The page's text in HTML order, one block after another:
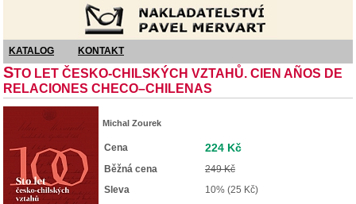
KATALOG KONTAKT
STO LET ČESKO-CHILSKÝCH VZTAHŮ. CIEN AÑOS DE
RELACIONES CHECO–CHILENAS
Michal Zourek
Cena 224 Kč
Běžná cena
249 Kč
Sleva
10% (25 Kč)